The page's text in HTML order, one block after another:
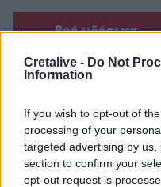
Cretalive - Do Not
Information
If you wish to opt-out of
processing of your
targeted advertising by
section to confirm your
opt-out request is
Ροή ειδήσεων
05:52
τσουχτερά πρόστιμα
04:41
Τα φρούτα που επιλέγουν
έλεγχο του σακχάρου